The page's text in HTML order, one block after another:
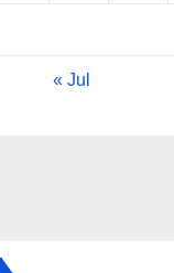
« Jul